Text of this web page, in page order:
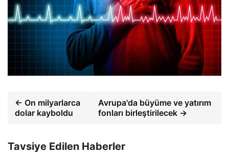
← On milyarlarca
dolar kayboldu
Avrupa'da büyüme ve yatırım
fonları birleştirilecek →
Tavsiye Edilen Haberler